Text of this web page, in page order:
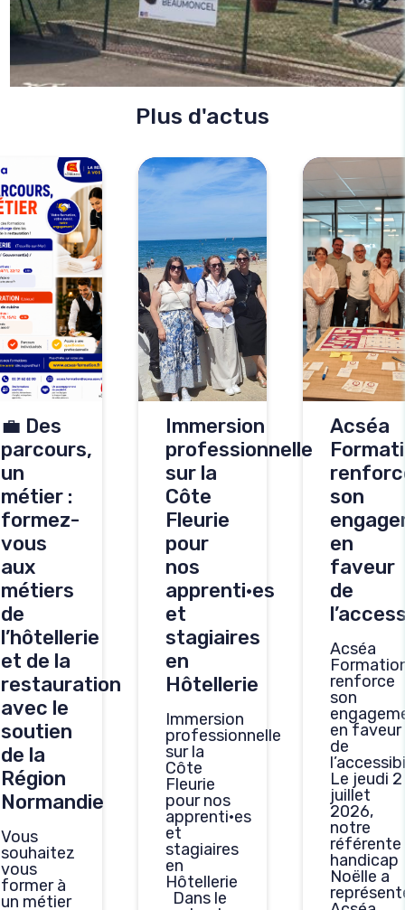
Plus d'actus
💼 Des
parcours,
un
métier :
formez-
vous
aux
métiers
de
l’hôtellerie
et de la
restauration
avec le
soutien
de la
Région
Normandie
Vous
souhaitez
vous
former à
un métier
Immersion
professionnelle
sur la
Côte
Fleurie
pour
nos
apprenti·es
et
stagiaires
en
Hôtellerie
Immersion
professionnelle
sur la
Côte
Fleurie
pour nos
apprenti·es
et
stagiaires
en
Hôtellerie
Dans le
Acséa
son
en
faveur
de
Acséa
renforce
son
en faveur
de
Le jeudi 2
juillet
2026,
notre
référente
handicap
Noëlle a